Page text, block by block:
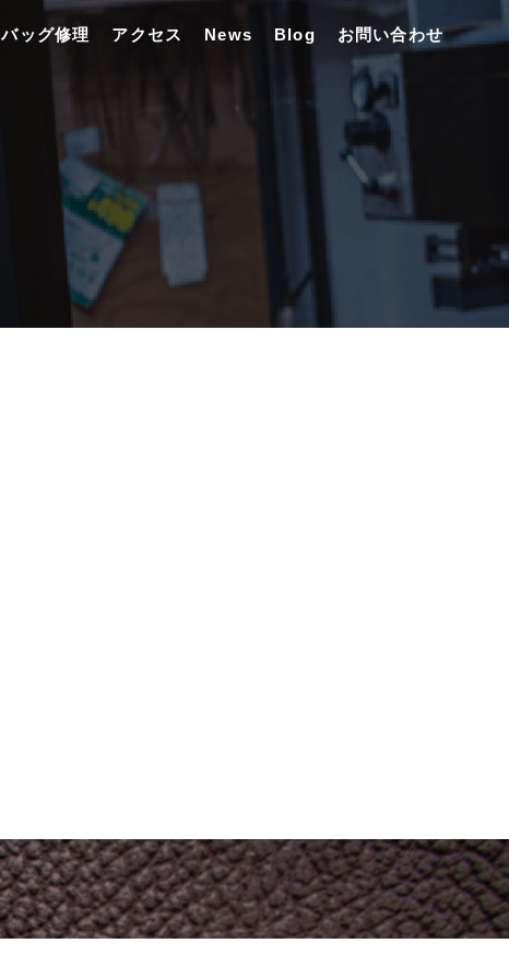
バッグ修理 アクセス News Blog お問い合わせ